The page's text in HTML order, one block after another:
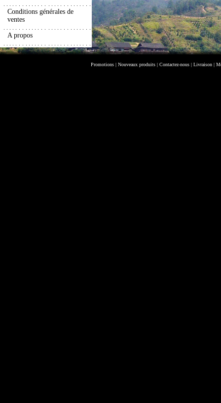
Conditions générales de
ventes
A propos
Promotions| Nouveaux produits| Contactez-nous| Livraison|